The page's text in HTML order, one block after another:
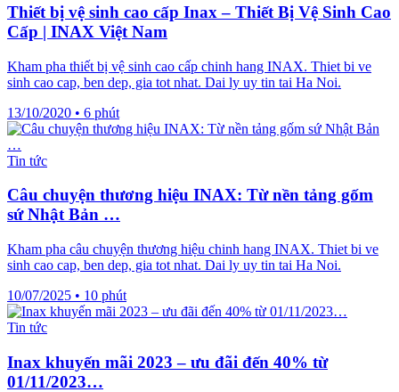
Thiết bị vệ sinh cao cấp Inax – Thiết Bị Vệ Sinh Cao
Cấp | INAX Việt Nam
Kham pha thiết bị vệ sinh cao cấp chinh hang INAX. Thiet bi ve
sinh cao cap, ben dep, gia tot nhat. Dai ly uy tin tai Ha Noi.
13/10/2020 • 6 phút
Tin tức
Câu chuyện thương hiệu INAX: Từ nền tảng gốm
sứ Nhật Bản …
Kham pha câu chuyện thương hiệu chinh hang INAX. Thiet bi ve
sinh cao cap, ben dep, gia tot nhat. Dai ly uy tin tai Ha Noi.
10/07/2025 • 10 phút
Tin tức
Inax khuyến mãi 2023 – ưu đãi đến 40% từ
01/11/2023…